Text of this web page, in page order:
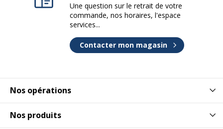
Nos opérations
Nos produits
Une question sur le retrait de votre
commande, nos horaires, l'espace
services...
Contacter mon magasin